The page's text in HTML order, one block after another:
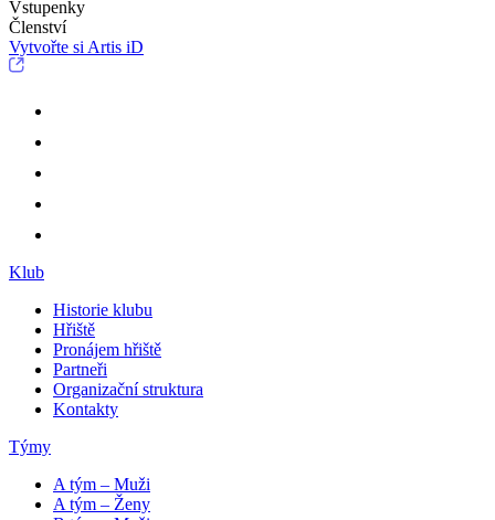
Vstupenky
Členství
Vytvořte si Artis iD
Klub
Historie klubu
Hřiště
Pronájem hřiště
Partneři
Organizační struktura
Kontakty
Týmy
A tým – Muži
A tým – Ženy